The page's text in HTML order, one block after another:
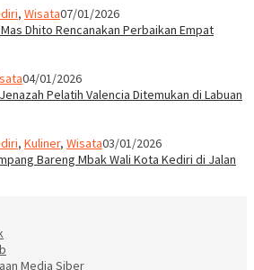
, Wisata07/01/2026
Dhito Rencanakan Perbaikan Empat
04/01/2026
Pelatih Valencia Ditemukan di Labuan
, Kuliner, Wisata03/01/2026
Bareng Mbak Wali Kota Kediri di Jalan
Media Siber